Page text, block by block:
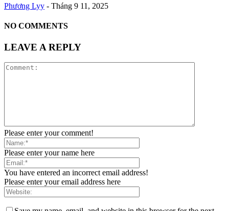
Phương Lyy - Tháng 9 11, 2025
NO COMMENTS
LEAVE A REPLY
Please enter your comment!
Please enter your name here
You have entered an incorrect email address!
Please enter your email address here